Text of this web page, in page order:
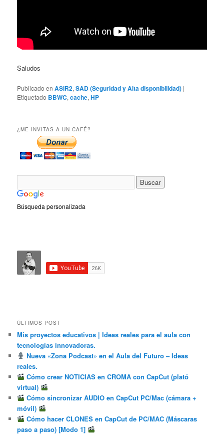
Saludos
Publicado en ASIR2,SAD (Seguridad y Alta disponibilidad) |
Etiquetado BBWC,cache,HP
¿ME INVITAS A UN CAFÉ?
Búsqueda personalizada
ÚLTIMOS POST
Mis proyectos educativos | Ideas reales para el aula con
tecnologías innovadoras.
Nueva «Zona Podcast» en el Aula del Futuro – Ideas
reales.
Cómo crear NOTICIAS en CROMA con CapCut (plató
virtual)
Cómo sincronizar AUDIO en CapCut PC/Mac (cámara +
móvil)
Cómo hacer CLONES en CapCut de PC/MAC (Máscaras
paso a paso) [Modo 1]